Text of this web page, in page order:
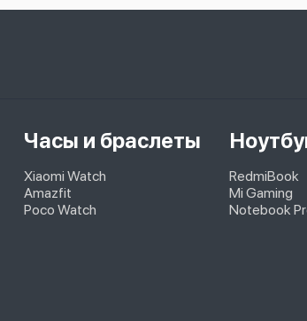
Часы и браслеты
Xiaomi Watch
Amazfit
Poco Watch
RedmiBook
Mi Gaming
Notebook